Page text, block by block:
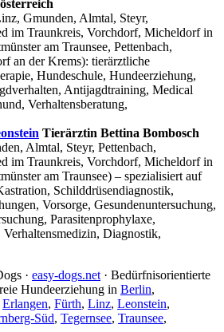
Gmunden, Almtal, Steyr,
im Traunkreis, Vorchdorf, Micheldorf in
am Traunsee, Pettenbach,
an der Krems): tierärztliche
Hundeschule, Hundeerziehung,
Antijagdtraining, Medical
Verhaltensberatung,
Tierärztin Bettina Bombosch
Almtal, Steyr, Pettenbach,
im Traunkreis, Vorchdorf, Micheldorf in
am Traunsee) – spezialisiert auf
Schilddrüsendiagnostik,
Vorsorge, Gesundenuntersuchung,
Parasitenprophylaxe,
Verhaltensmedizin, Diagnostik,
· easy-dogs.net · Bedürfnisorientierte
Hundeerziehung in Berlin,
Erlangen, Fürth, Linz, Leonstein,
Süd, Tegernsee, Traunsee,